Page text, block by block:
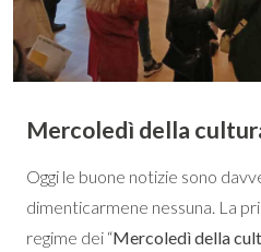
Mercoledì della
Oggi le buone notizie sono
dimenticarmene nessuna. La
regime dei “Mercoledì della